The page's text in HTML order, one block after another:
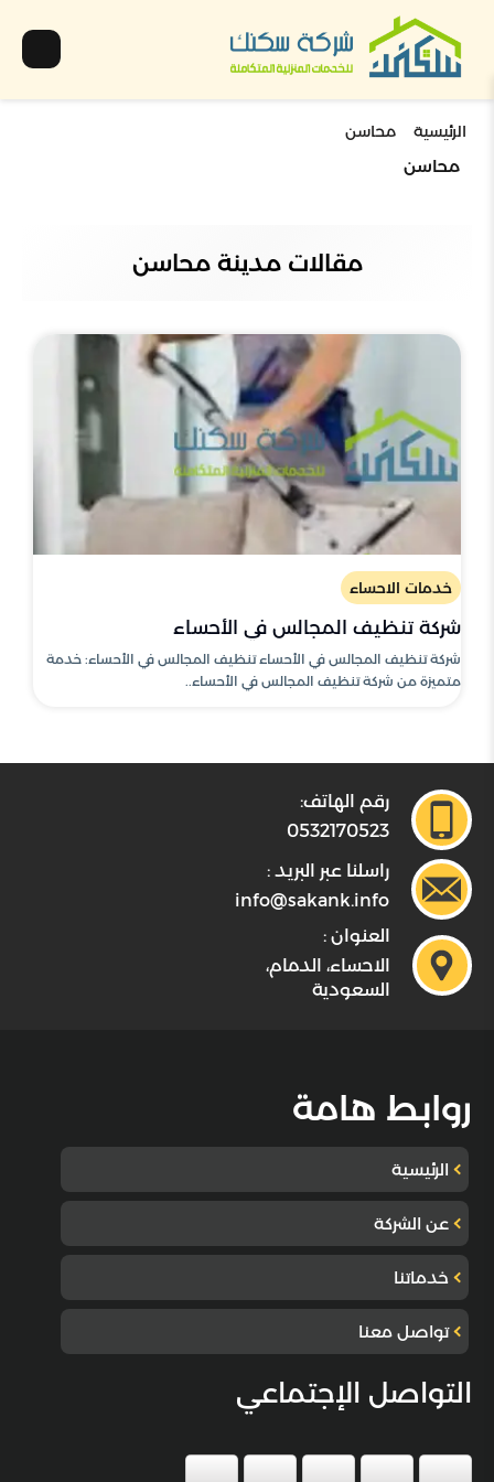
الرئيسية محاسن
محاسن
مقالات مدينة محاسن
خدمات الاحساء
شركة تنظيف المجالس في الأحساء
شركة تنظيف المجالس في الأحساء تنظيف المجالس في الأحساء: خدمة
متميزة من شركة تنظيف المجالس في الأحساء..
رقم الهاتف:
0532170523
راسلنا عبر البريد :
info@sakank.info
العنوان :
الاحساء، الدمام،
السعودية
روابط هامة
الرئيسية
عن الشركة
خدماتنا
تواصل معنا
التواصل الإجتماعي